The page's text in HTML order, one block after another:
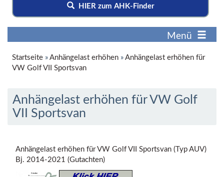
HIER zum AHK-Finder
Menü
Startseite » Anhängelast erhöhen » Anhängelast erhöhen für
VW Golf VII Sportsvan
Anhängelast erhöhen für VW Golf
VII Sportsvan
Anhängelast erhöhen für VW Golf VII Sportsvan (Typ AUV)
Bj. 2014-2021 (Gutachten)